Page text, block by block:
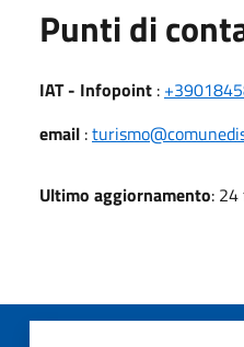
Punti di
IAT - Infopoint :
email :
Ultimo aggiornamento: